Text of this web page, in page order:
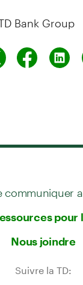
Bank Group
communiquer
pour
Nous joindre
Suivre la TD: